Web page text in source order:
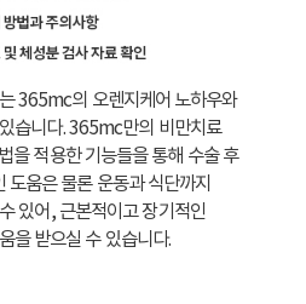
365mc의 오렌지케어 노하우와
습니다. 365mc만의 비만치료
을 적용한 기능들을 통해 수술 후
도움은 물론 운동과 식단까지
있어, 근본적이고 장기적인
을 받으실 수 있습니다.